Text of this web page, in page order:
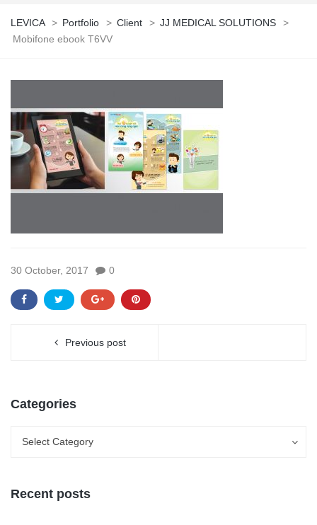
LEVICA > Portfolio > Client > JJ MEDICAL SOLUTIONS
>
Mobifone ebook T6VV
30 October, 2017 0
Previous post
Categories
Select Category
Recent posts